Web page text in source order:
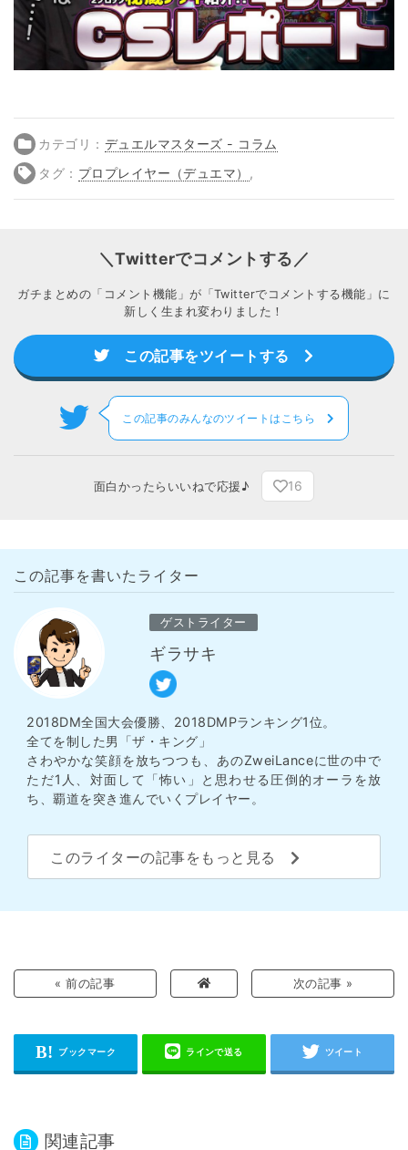
カテゴリ： デュエルマスターズ - コラム
タグ： プロプレイヤー（デュエマ） ,
＼Twitterでコメントする／
ガチまとめの「コメント機能」が「Twitterでコメントする機能」に
新しく生まれ変わりました！
この記事をツイートする
この記事のみんなのツイートはこちら
面白かったらいいねで応援♪ 16
この記事を書いたライター
ゲストライター
ギラサキ
2018DM全国大会優勝、2018DMPランキング1位。
全てを制した男「ザ・キング」
さわやかな笑顔を放ちつつも、あのZweiLanceに世の中で
ただ1人、対面して「怖い」と思わせる圧倒的オーラを放
ち、覇道を突き進んでいくプレイヤー。
このライターの記事をもっと見る
« 前の記事 次の記事 »
関連記事